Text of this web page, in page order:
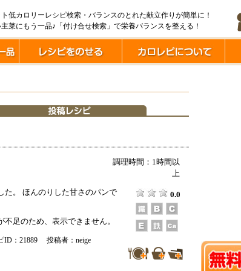
低カロリーレシピ検索・バランスのとれた献立作りが簡単に！
菜にもう一品♪「付け合せ検索」で栄養バランスを整える！
調理時間：1時間以
上
た。 ほんのりした甘さのパンで
0.0
足のため、表示できません。
ID：21889 投稿者：neige